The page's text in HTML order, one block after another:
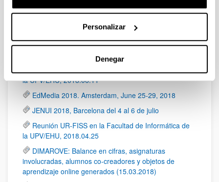
Personalizar
Denegar
la UPV/EHU, 2019.06.21
Visita al IUT de Bayona - Entrega del reconocimiento
al mejor vídeo 2018-2019
Reunión IUT-FISS en la Facultad de Informática de
la UPV/EHU, 2018.06.11
EdMedia 2018. Amsterdam, June 25-29, 2018
JENUI 2018, Barcelona del 4 al 6 de julio
Reunión UR-FISS en la Facultad de Informática de
la UPV/EHU, 2018.04.25
DIMAROVE: Balance en cifras, asignaturas
involucradas, alumnos co-creadores y objetos de
aprendizaje online generados (15.03.2018)